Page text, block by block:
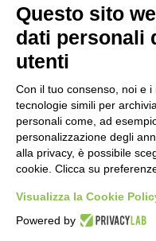
per la
19 ore fa
22 ore fa
Nidi
di euro
a
Eclissi
Questo sito
dati personali
utenti
Con il tuo consenso, noi e
tecnologie simili per
personali come, ad
personalizzazione degli
alla privacy, è possibile
cookie. Clicca su
Visualizza la Cookie
Powered by